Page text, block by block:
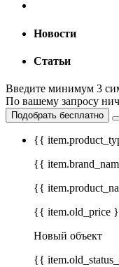
Новости
Статьи
Введите минимум 3
По вашему запросу
Подобрать бесплатно
{{
{{
{{
{{ item.old_price
Новый объект
{{